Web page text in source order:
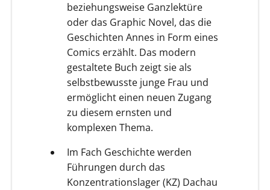
beziehungsweise Ganzlektüre
oder das Graphic Novel, das die
Geschichten Annes in Form eines
Comics erzählt. Das modern
gestaltete Buch zeigt sie als
selbstbewusste junge Frau und
ermöglicht einen neuen Zugang
zu diesem ernsten und
komplexen Thema.
Im Fach Geschichte werden
Führungen durch das
Konzentrationslager (KZ) Dachau